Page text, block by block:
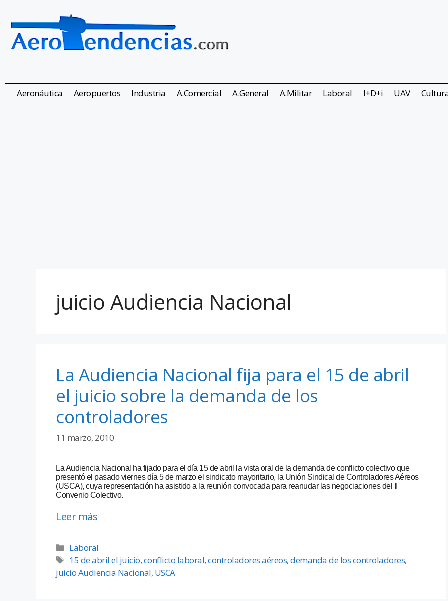
Aeronáutica Aeropuertos Industria A.Comercial A.General A.Militar Laboral I+D+i UAV
juicio Audiencia Nacional
La Audiencia Nacional fija para el 15 de abril
el juicio sobre la demanda de los
controladores
11 marzo, 2010
La Audiencia Nacional ha fijado para el día 15 de abril la vista oral de la demanda de conflicto colectivo que
presentó el pasado viernes día 5 de marzo el sindicato mayoritario, la Unión Sindical de Controladores Aéreos
(USCA), cuya representación ha asistido a la reunión convocada para reanudar las negociaciones del II
Convenio Colectivo.
Leer más
Laboral
15 de abril el juicio,conflicto laboral,controladores aéreos,demanda de los controladores,
juicio Audiencia Nacional, USCA